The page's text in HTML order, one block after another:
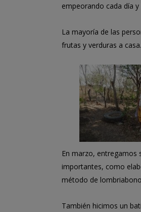
empeorando cada día
La mayoría de las
frutas y verduras a casa.
En marzo, entregamos
importantes, como
método de
También hicimos un